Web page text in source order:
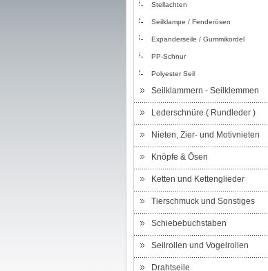
Stellachten
Seilklampe / Fenderösen
Expanderseile / Gummikordel
PP-Schnur
Polyester Seil
Seilklammern - Seilklemmen
Lederschnüre ( Rundleder )
Nieten, Zier- und Motivnieten
Knöpfe & Ösen
Ketten und Kettenglieder
Tierschmuck und Sonstiges
Schiebebuchstaben
Seilrollen und Vogelrollen
Drahtseile